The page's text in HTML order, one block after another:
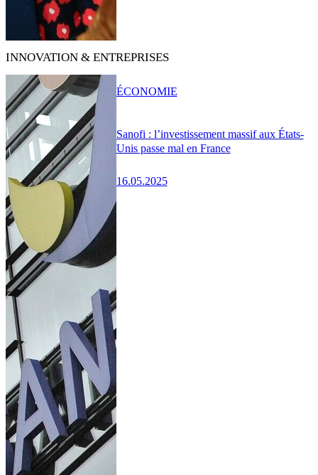
INNOVATION & ENTREPRISES
Sanofi : l’investissement massif aux États-
Unis passe mal en France
16.05.2025
ÉCONOMIE